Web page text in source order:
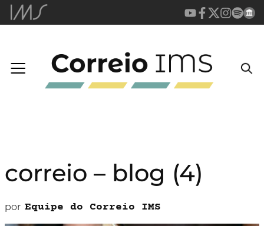
correio – blog (4)
por Equipe do Correio IMS